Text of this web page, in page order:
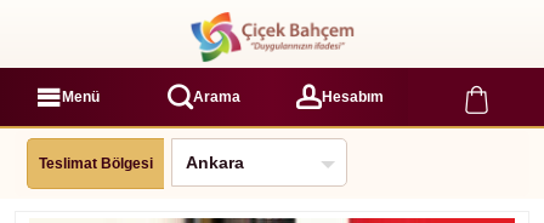
Menü Arama Hesabım
Teslimat Bölgesi